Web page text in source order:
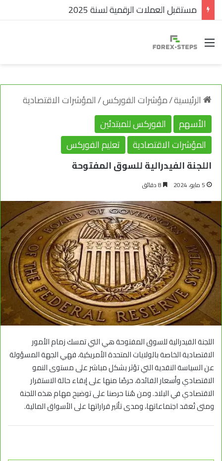
مستقبل العملات الرقمية لسنة 2025
القائمة
الرئيسية/مؤشرات الفوركس/المؤشرات الاقتصادية
الأسهم
الفوركس للمبتدئين
المؤشرات الاقتصادية
تعليم الفوركس
اللجنة الفيدرالية للسوق المفتوحة
5 مايو، 2024
اللجنة الفيدرالية للسوق المفتوحة هي التي تمسك زمام الأمور
الاقتصادية الخاصة بالولايات المتحدة الأمريكية، فهي الجهة المسؤولة
عن السياسة النقدية التي تؤثر بشكل مباشر على مستوى النمو
الاقتصادي وأسعار الفائدة، حرصًا منها على إبقاء حالة الاستقرار
الاقتصادي في البلاد.ومن هُنا حرصنا على توضيح مهام هذه اللجنة
ومتى تُعقد اجتماعاتها، ومدى تأثير قراراتها على الأسواق المالية.